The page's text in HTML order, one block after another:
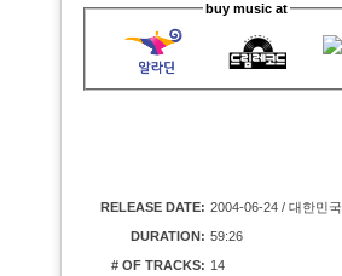
buy music at
RELEASE DATE: 2004-06-24 / 대한민국
DURATION: 59:26
# OF TRACKS: 14